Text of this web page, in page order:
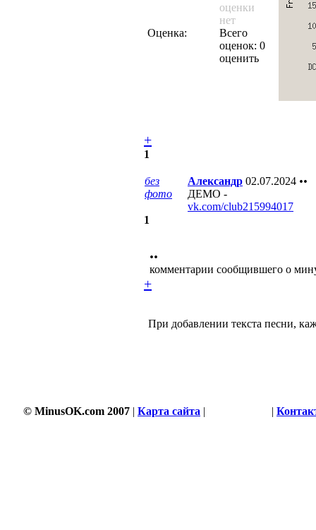
Оценка:
оценки
нет
Всего
оценок: 0
оценить
+
1
без
фото
Александр 02.07.2024 ••
ДЕМО -
vk.com/club215994017
1
••
комментарии сообщившего о
+
При добавлении текста песни,
© MinusOK.com 2007 | Карта сайта | |